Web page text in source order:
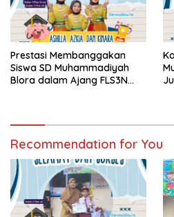
Prestasi Membanggakan
Siswa SD Muhammadiyah
Blora dalam Ajang FLS3N
Recommendation for You